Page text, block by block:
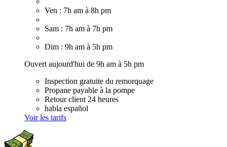
Ven : 7h am à 8h pm
Sam : 7h am à 7h pm
Dim : 9h am à 5h pm
Ouvert aujourd'hui de 9h am à 5h pm
Inspection gratuite du remorquage
Propane payable à la pompe
Retour client 24 heures
habla español
Voir les tarifs